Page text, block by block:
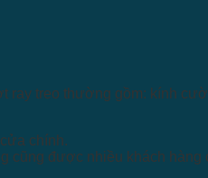
ray treo thường gồm: kính
chính.
cũng được nhiều khách